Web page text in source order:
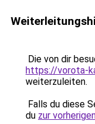
Die von dir
https://vorota-
weiterzuleiten.
Falls du diese
du zur